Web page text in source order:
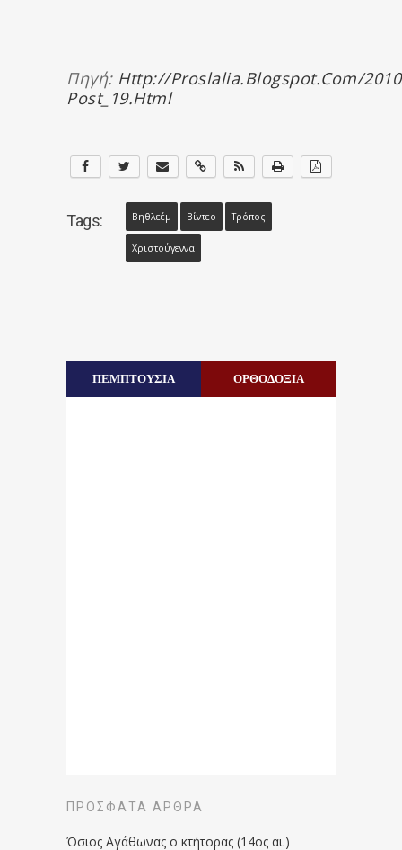
Πηγή: Http://proslalia.blogspot.com/
Post_19.html
Tags: Βηθλεέμ Βίντεο Τρόπος
Χριστούγεννα
ΠΕΜΠΤΟΥΣΙΑ ΟΡΘΟΔΟΞΙΑ
ΠΡΌΣΦΑΤΑ ΆΡΘΡΑ
Όσιος Αγάθωνας ο κτήτορας (14ος αι.)